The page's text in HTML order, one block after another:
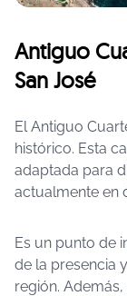
Antiguo
San José
El Antiguo
histórico. Esta
adaptada para
actualmente en
Es un punto de
de la presencia
región.